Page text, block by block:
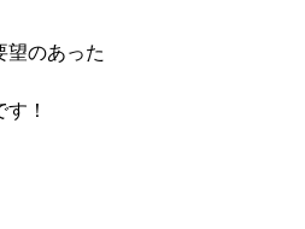
望のあった
！